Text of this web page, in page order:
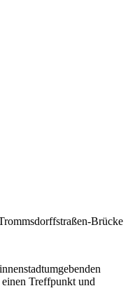
Brücke
Treffpunkt und